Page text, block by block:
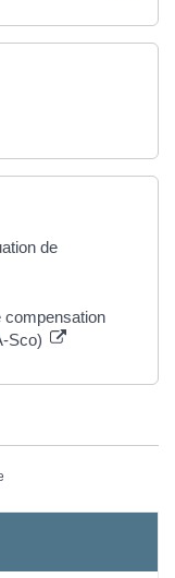
de
compensation
Sco)